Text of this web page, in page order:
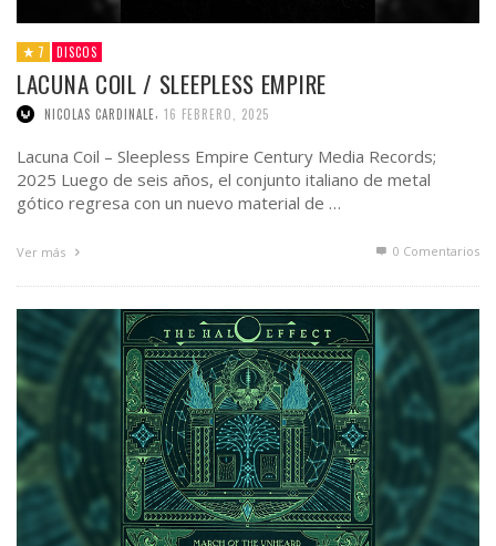
7 DISCOS
LACUNA COIL / SLEEPLESS EMPIRE
NICOLAS CARDINALE, 16 FEBRERO, 2025
Lacuna Coil – Sleepless Empire Century Media Records;
2025 Luego de seis años, el conjunto italiano de metal
gótico regresa con un nuevo material de …
Ver más 0 Comentarios